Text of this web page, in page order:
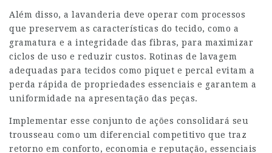
Além disso, a lavanderia deve operar com processos
que preservem as características do tecido, como a
gramatura e a integridade das fibras, para maximizar
ciclos de uso e reduzir custos. Rotinas de lavagem
adequadas para tecidos como piquet e percal evitam a
perda rápida de propriedades essenciais e garantem a
uniformidade na apresentação das peças.
Implementar esse conjunto de ações consolidará seu
trousseau como um diferencial competitivo que traz
retorno em conforto, economia e reputação, essenciais